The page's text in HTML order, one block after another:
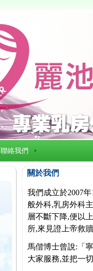
聯絡我們
關於我們
我們成立於2007
般外科,乳房外科
層不斷下降,便以
所,來見證上帝救贖
馬偕博士曾說:「
大家服務,並把一